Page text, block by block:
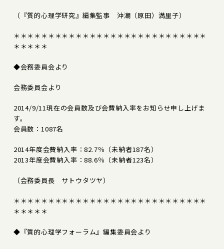
（『質的心理学研究』編集監事 沖潮（原田）満里子）
＊＊＊＊＊＊＊＊＊＊＊＊＊＊＊＊＊＊＊＊＊＊＊＊＊＊＊＊
＊＊＊＊＊
◆会務委員会より
会務委員会より
2014/9/11現在の会員数及び会費納入率をお知らせ申し上げま
す。
会員数：1087名
2014年度会費納入率：82.7％（未納者187名）
2013年度会費納入率：88.6％（未納者123名）
（会務委員長 サトウタツヤ）
＊＊＊＊＊＊＊＊＊＊＊＊＊＊＊＊＊＊＊＊＊＊＊＊＊＊＊＊
＊＊＊＊＊
◆『質的心理学フォーラム』編集委員会より